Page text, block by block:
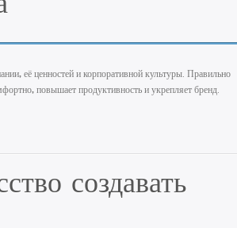
её ценностей и корпоративной культуры. Правильно
повышает продуктивность и укрепляет бренд.
создавать